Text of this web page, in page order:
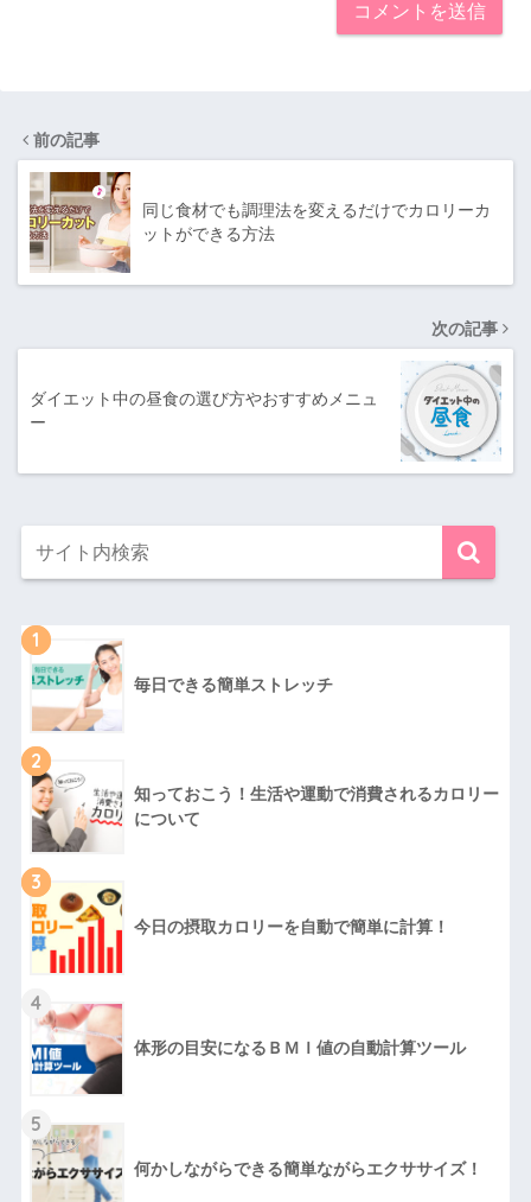
前の記事
同じ食材でも調理法を変えるだけでカロリーカ
ットができる方法
次の記事
ダイエット中の昼食の選び方やおすすめメニュ
ー
1
毎日できる簡単ストレッチ
2
知っておこう！生活や運動で消費されるカロリー
について
3
今日の摂取カロリーを自動で簡単に計算！
4
体形の目安になるＢＭＩ値の自動計算ツール
5
何かしながらできる簡単ながらエクササイズ！